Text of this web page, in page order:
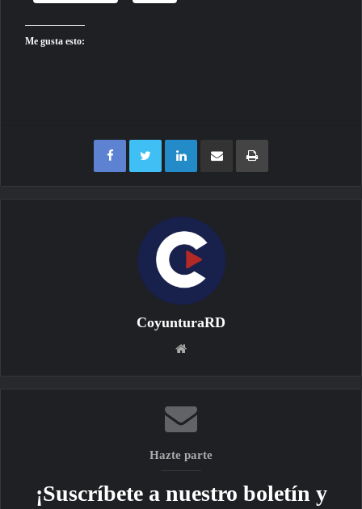
Me gusta esto:
FacebookTwitterLinkedInCompartir por correo electrónicoImprimir
CoyunturaRD
Sitio
Hazte parte
¡Suscríbete a nuestro boletín y